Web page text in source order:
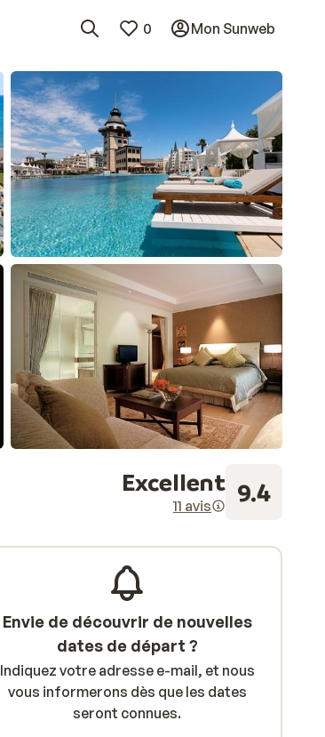
0 Mon Sunweb
Excellent
11 avis 9.4
Envie de découvrir de nouvelles
dates de départ ?
Indiquez votre adresse e-mail, et nous
vous informerons dès que les dates
seront connues.